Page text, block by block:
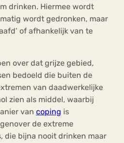
drinken. Hiermee wordt
wordt gedronken, maar
of afhankelijk van te
over dat grijze gebied,
bedoeld die buiten de
van daadwerkelijke
zien als middel, waarbij
van coping is
de extreme
die bijna nooit drinken maar